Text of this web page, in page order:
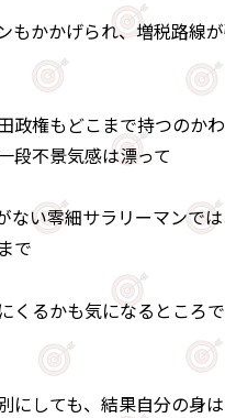
もかかげられ、増税路線
政権もどこまで持つのか
段不景気感は漂って
ない零細サラリーマンで
で
くるかも気になるところ
にしても、結果自分の身